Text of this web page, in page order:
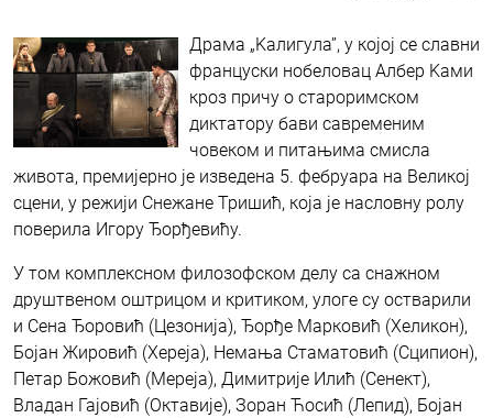
Драма „Kалигула”, у којој се славни
француски нобеловац Албер Kами
кроз причу о староримском
диктатору бави савременим
човеком и питањима смисла
живота, премијерно је изведена 5. фебруара на Великој
сцени, у режији Снежане Тришић, која је насловну ролу
поверила Игору Ђорђевићу.
У том комплексном филозофском делу са снажном
друштвеном оштрицом и критиком, улоге су остварили
и Сена Ђоровић (Цезонија), Ђорђе Марковић (Хеликон),
Бојан Жировић (Хереја), Немања Стаматовић (Сципион),
Петар Божовић (Мереја), Димитрије Илић (Сенект),
Владан Гајовић (Октавије), Зоран Ћосић (Лепид), Бојан